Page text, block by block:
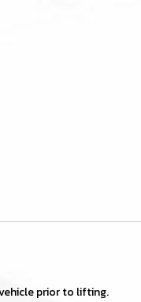
prior to lifting.